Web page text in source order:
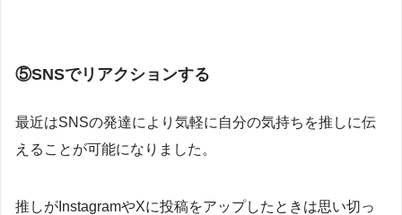
⑤SNSでリアクションする
最近はSNSの発達により気軽に自分の気持ちを推しに伝
えることが可能になりました。
推しがInstagramやXに投稿をアップしたときは思い切っ